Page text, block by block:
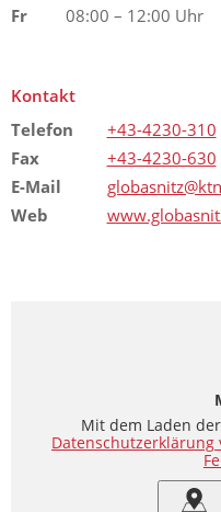
Fr
08:00 – 12:00 Uhr
Kontakt
Telefon
+43-4230-310
Fax
+43-4230-630
E-Mail
Web
Mit dem Laden
Datenschutzerklärung